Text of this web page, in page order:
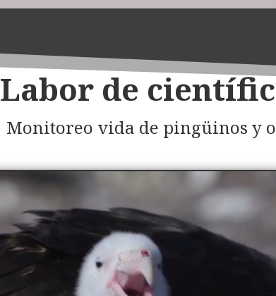
Labor de
Monitoreo vida de pingüinos y